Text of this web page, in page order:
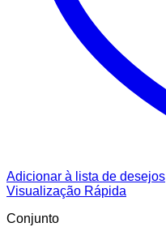
Adicionar à lista de desejos
Visualização Rápida
Conjunto